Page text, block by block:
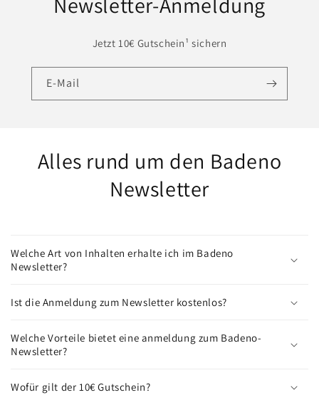
Jetzt 10€ Gutschein¹ sichern
E-Mail
Alles rund um den Badeno
Newsletter
Welche Art von Inhalten erhalte ich im Badeno
Newsletter?
Ist die Anmeldung zum Newsletter kostenlos?
Welche Vorteile bietet eine anmeldung zum Badeno-
Newsletter?
Wofür gilt der 10€ Gutschein?